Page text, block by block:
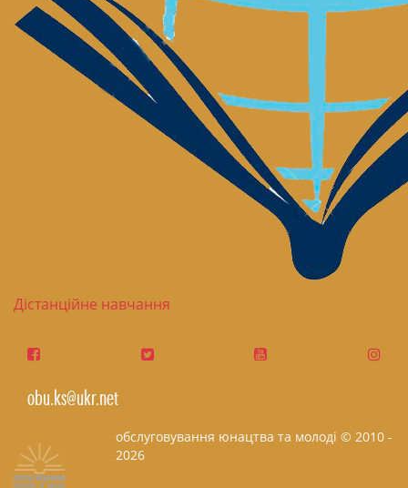
Дістанційне навчання
obu.ks@ukr.net
обслуговування юнацтва та молоді © 2010 -
2026